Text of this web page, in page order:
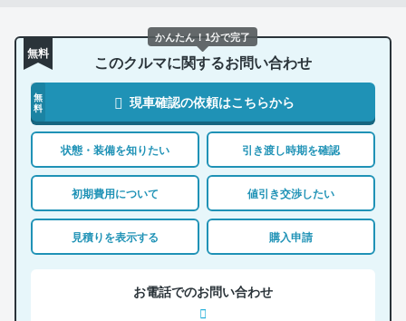
無料 このクルマに関するお問い合わせ
無
料
現車確認の依頼はこちらから
状態・装備を知りたい 引き渡し時期を確認
初期費用について 値引き交渉したい
見積りを表示する 購入申請
お電話でのお問い合わせ
かんたん！1分で完了